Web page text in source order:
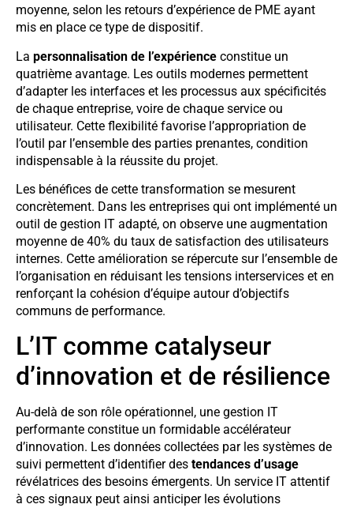
moyenne, selon les retours d’expérience de PME ayant
mis en place ce type de dispositif.
La personnalisation de l’expérience constitue un
quatrième avantage. Les outils modernes permettent
d’adapter les interfaces et les processus aux spécificités
de chaque entreprise, voire de chaque service ou
utilisateur. Cette flexibilité favorise l’appropriation de
l’outil par l’ensemble des parties prenantes, condition
indispensable à la réussite du projet.
Les bénéfices de cette transformation se mesurent
concrètement. Dans les entreprises qui ont implémenté un
outil de gestion IT adapté, on observe une augmentation
moyenne de 40% du taux de satisfaction des utilisateurs
internes. Cette amélioration se répercute sur l’ensemble de
l’organisation en réduisant les tensions interservices et en
renforçant la cohésion d’équipe autour d’objectifs
communs de performance.
L’IT comme catalyseur
d’innovation et de résilience
Au-delà de son rôle opérationnel, une gestion IT
performante constitue un formidable accélérateur
d’innovation. Les données collectées par les systèmes de
suivi permettent d’identifier des tendances d’usage
révélatrices des besoins émergents. Un service IT attentif
à ces signaux peut ainsi anticiper les évolutions